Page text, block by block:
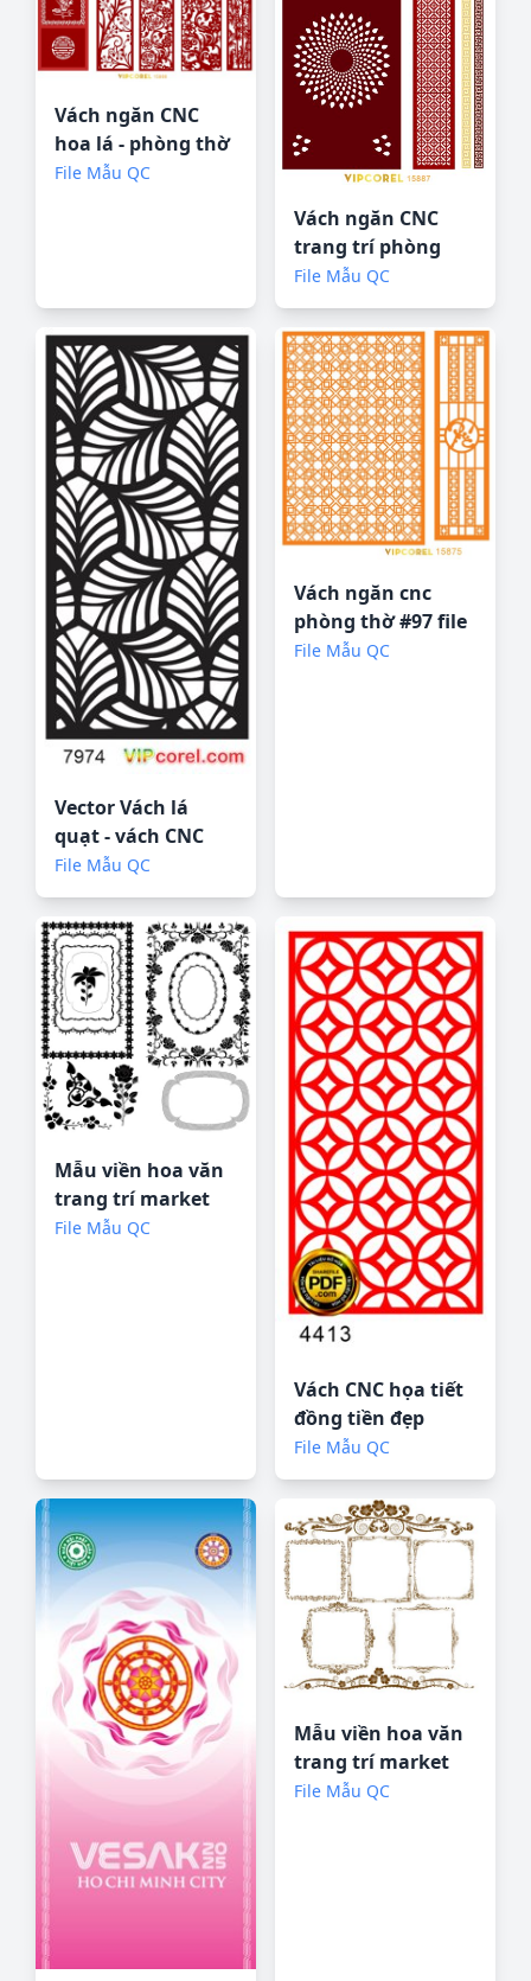
Vách ngăn CNC
hoa lá - phòng thờ
#109 file corel
File Mẫu QC
Vách ngăn CNC
trang trí phòng
thờ #108 file corel
File Mẫu QC
Vector Vách lá
quạt - vách CNC
file corel
File Mẫu QC
Vách ngăn cnc
phòng thờ #97 file
corel
File Mẫu QC
Mẫu viền hoa văn
trang trí market
#4 file corel
File Mẫu QC
Vách CNC họa tiết
đồng tiền đẹp
phòng thờ Corel
File Mẫu QC
Mẫu viền hoa văn
trang trí market
file corel
File Mẫu QC